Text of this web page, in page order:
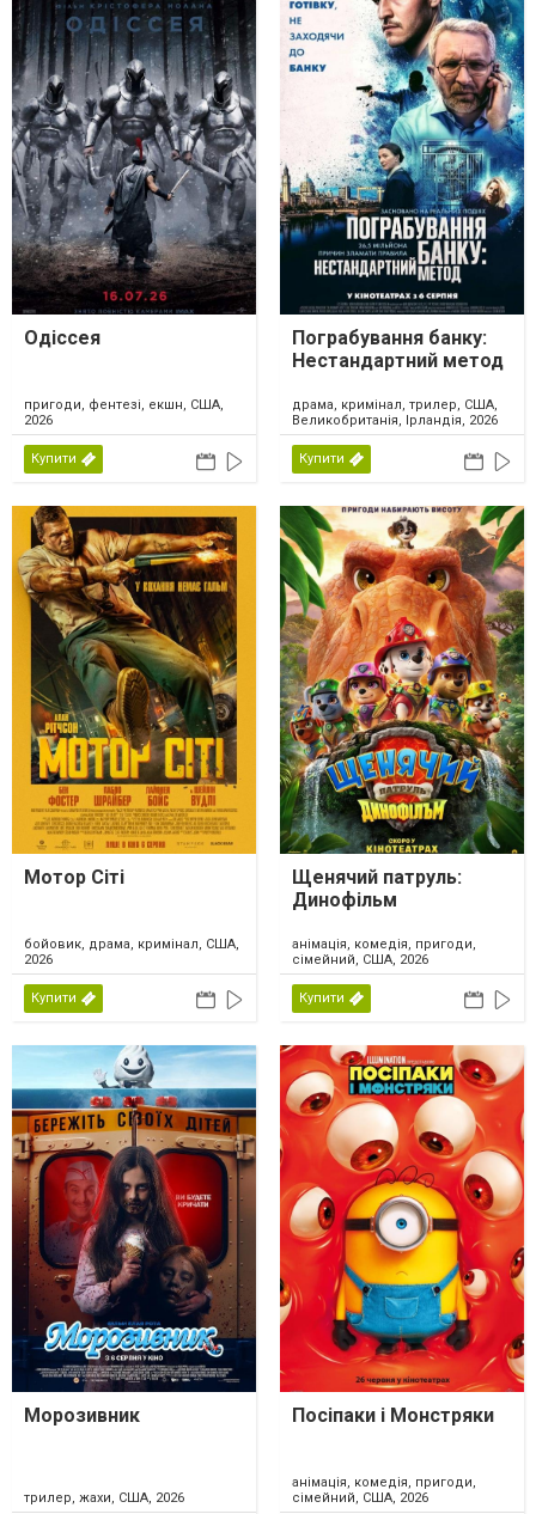
Одіссея
пригоди, фентезі, екшн, США,
2026
Купити
Пограбування банку:
Нестандартний метод
драма, кримінал, трилер, США,
Великобританія, Ірландія, 2026
Купити
Мотор Сіті
бойовик, драма, кримінал, США,
2026
Купити
Щенячий патруль:
Динофільм
анімація, комедія, пригоди,
сімейний, США, 2026
Купити
Морозивник
трилер, жахи, США, 2026
Посіпаки і Монстряки
анімація, комедія, пригоди,
сімейний, США, 2026